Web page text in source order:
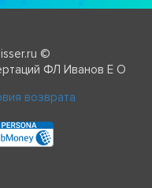
©
ФЛ Иванов Е О
возврата